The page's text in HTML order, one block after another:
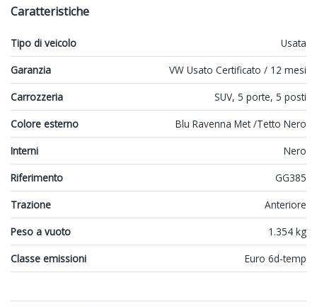
Caratteristiche
Tipo di veicolo
Usata
Garanzia
VW Usato Certificato / 12 mesi
Carrozzeria
SUV, 5 porte, 5 posti
Colore esterno
Blu Ravenna Met /Tetto Nero
Interni
Nero
Riferimento
GG385
Trazione
Anteriore
Peso a vuoto
1.354 kg
Classe emissioni
Euro 6d-temp